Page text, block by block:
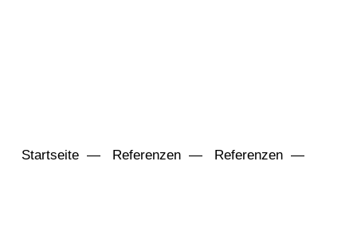
Startseite Referenzen Referenzen